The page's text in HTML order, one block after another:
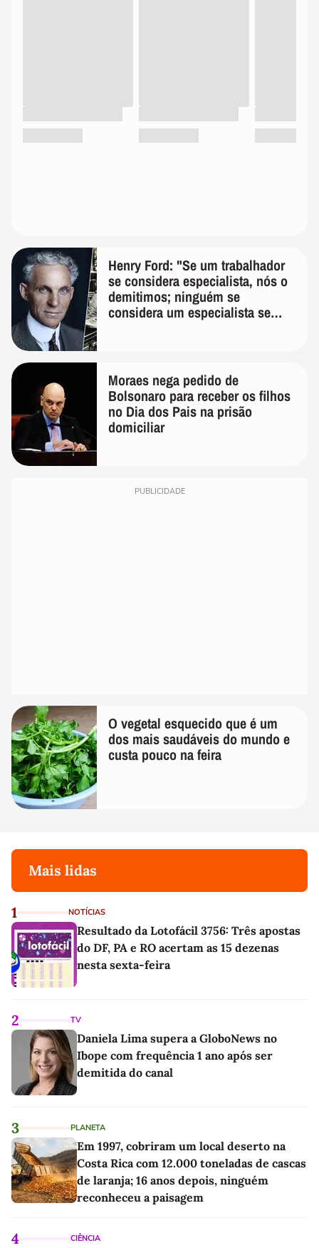
Henry Ford: "Se um trabalhador
se considera especialista, nós o
demitimos; ninguém se
considera um especialista se
Moraes nega pedido de
Bolsonaro para receber os filhos
no Dia dos Pais na prisão
domiciliar
PUBLICIDADE
O vegetal esquecido que é um
dos mais saudáveis do mundo e
custa pouco na feira
Mais lidas
1 NOTÍCIAS
Resultado da Lotofácil 3756: Três apostas
do DF, PA e RO acertam as 15 dezenas
nesta sexta-feira
2 TV
Daniela Lima supera a GloboNews no
Ibope com frequência 1 ano após ser
demitida do canal
3 PLANETA
Em 1997, cobriram um local deserto na
Costa Rica com 12.000 toneladas de cascas
de laranja; 16 anos depois, ninguém
reconheceu a paisagem
4 CIÊNCIA